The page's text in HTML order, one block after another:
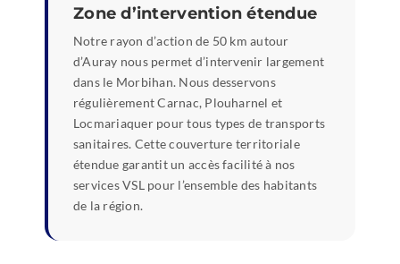
Zone d’intervention étendue
Notre rayon d’action de 50 km autour
d’Auray nous permet d’intervenir largement
dans le Morbihan. Nous desservons
régulièrement Carnac, Plouharnel et
Locmariaquer pour tous types de transports
sanitaires. Cette couverture territoriale
étendue garantit un accès facilité à nos
services VSL pour l’ensemble des habitants
de la région.